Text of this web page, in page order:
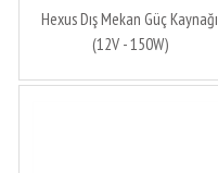
Hexus Dış Mekan Güç Kaynağı
(12V - 150W)